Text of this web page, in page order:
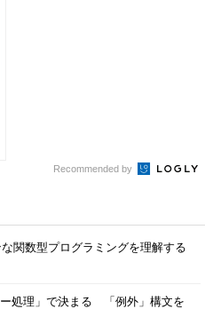
Recommended by
関数型プログラミングを理解する
処理」で決まる 「例外」構文を